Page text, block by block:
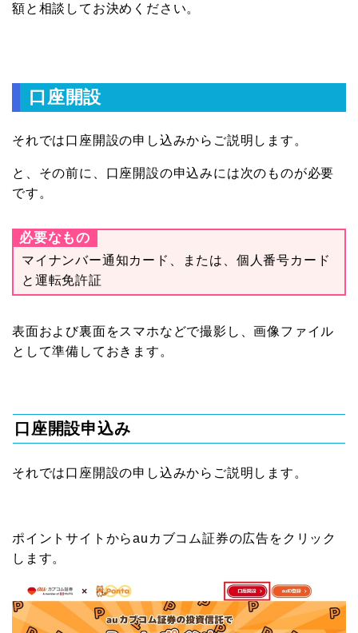
額と相談してお決めください。
口座開設
それでは口座開設の申し込みからご説明します。
と、その前に、口座開設の申込みには次のものが必要
です。
必要なもの
マイナンバー通知カード、または、個人番号カード
と運転免許証
表面および裏面をスマホなどで撮影し、画像ファイル
として準備しておきます。
口座開設申込み
それでは口座開設の申し込みからご説明します。
ポイントサイトからauカブコム証券の広告をクリック
します。